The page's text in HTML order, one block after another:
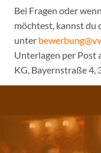
Bei Fragen oder
möchtest, kannst du
unter
Unterlagen per Post
KG, Bayernstraße 4,